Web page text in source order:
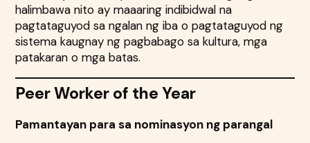
halimbawa nito ay maaaring indibidwal na
pagtataguyod sa ngalan ng iba o pagtataguyod ng
sistema kaugnay ng pagbabago sa kultura, mga
patakaran o mga batas.
Peer Worker of the Year
Pamantayan para sa nominasyon ng parangal